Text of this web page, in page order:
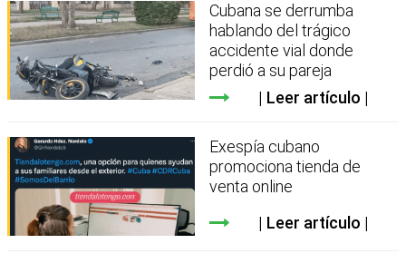
Cubana se derrumba
hablando del trágico
accidente vial donde
perdió a su pareja
Leer artículo
Exespía cubano
promociona tienda de
venta online
Leer artículo